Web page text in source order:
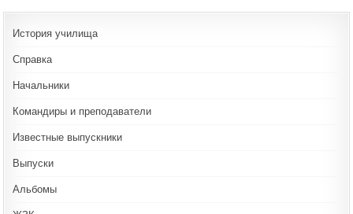
История училища
Справка
Начальники
Командиры и преподаватели
Известные выпускники
Выпуски
Альбомы